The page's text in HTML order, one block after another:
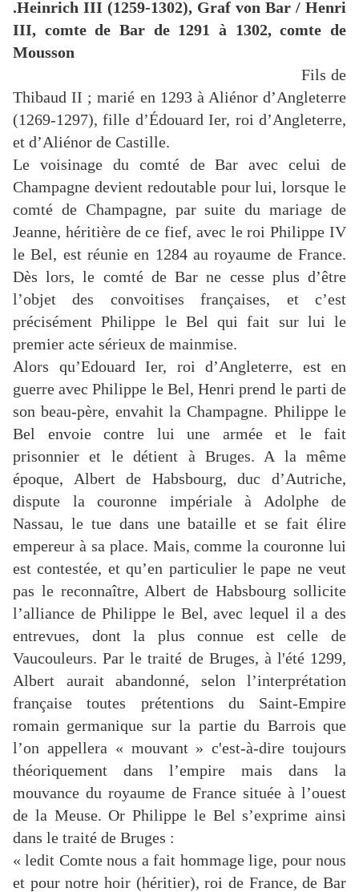
.Heinrich III (1259-1302), Graf von Bar / Henri
III, comte de Bar de 1291 à 1302, comte de
Mousson
Fils de
Thibaud II ; marié en 1293 à Aliénor d’Angleterre
(1269-1297), fille d’Édouard Ier, roi d’Angleterre,
et d’Aliénor de Castille.
Le voisinage du comté de Bar avec celui de
Champagne devient redoutable pour lui, lorsque le
comté de Champagne, par suite du mariage de
Jeanne, héritière de ce fief, avec le roi Philippe IV
le Bel, est réunie en 1284 au royaume de France.
Dès lors, le comté de Bar ne cesse plus d’être
l’objet des convoitises françaises, et c’est
précisément Philippe le Bel qui fait sur lui le
premier acte sérieux de mainmise.
Alors qu’Edouard Ier, roi d’Angleterre, est en
guerre avec Philippe le Bel, Henri prend le parti de
son beau-père, envahit la Champagne. Philippe le
Bel envoie contre lui une armée et le fait
prisonnier et le détient à Bruges. A la même
époque, Albert de Habsbourg, duc d’Autriche,
dispute la couronne impériale à Adolphe de
Nassau, le tue dans une bataille et se fait élire
empereur à sa place. Mais, comme la couronne lui
est contestée, et qu’en particulier le pape ne veut
pas le reconnaître, Albert de Habsbourg sollicite
l’alliance de Philippe le Bel, avec lequel il a des
entrevues, dont la plus connue est celle de
Vaucouleurs. Par le traité de Bruges, à l'été 1299,
Albert aurait abandonné, selon l’interprétation
française toutes prétentions du Saint-Empire
romain germanique sur la partie du Barrois que
l’on appellera « mouvant » c'est-à-dire toujours
théoriquement dans l’empire mais dans la
mouvance du royaume de France située à l’ouest
de la Meuse. Or Philippe le Bel s’exprime ainsi
dans le traité de Bruges :
« ledit Comte nous a fait hommage lige, pour nous
et pour notre hoir (héritier), roi de France, de Bar